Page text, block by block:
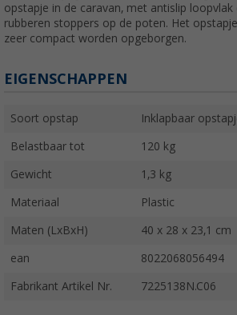
opstapje in de caravan, met antislip loopvlak
rubberen stoppers op de poten. Het
zeer compact worden opgeborgen.
EIGENSCHAPPEN
Soort opstap Inklapbaar
Belastbaar tot 120 kg
Gewicht 1,3 kg
Materiaal Plastic
Maten (LxBxH) 40 x 28 x 23,1 cm
ean 8022068056494
Fabrikant Artikel Nr. 7225138N.C06